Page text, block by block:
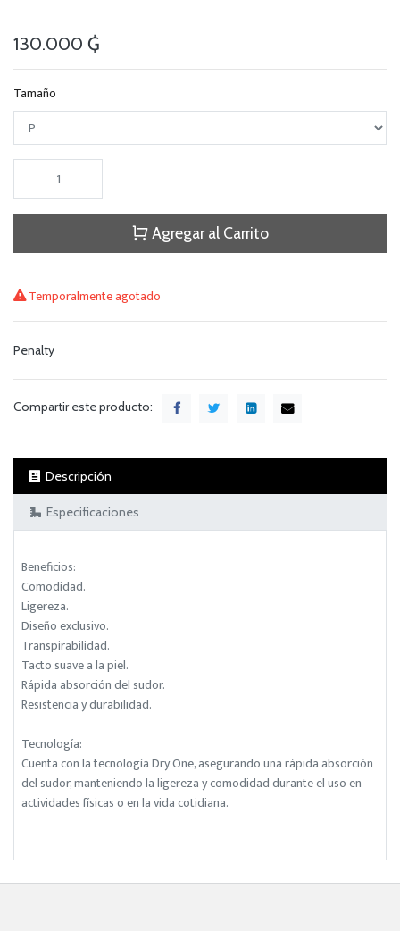
130.000 ₲
Tamaño
Agregar al Carrito
Temporalmente agotado
Penalty
Compartir este producto:
Descripción
Especificaciones
Beneficios:
Comodidad.
Ligereza.
Diseño exclusivo.
Transpirabilidad.
Tacto suave a la piel.
Rápida absorción del sudor.
Resistencia y durabilidad.
Tecnología:
Cuenta con la tecnología Dry One, asegurando una rápida absorción
del sudor, manteniendo la ligereza y comodidad durante el uso en
actividades físicas o en la vida cotidiana.